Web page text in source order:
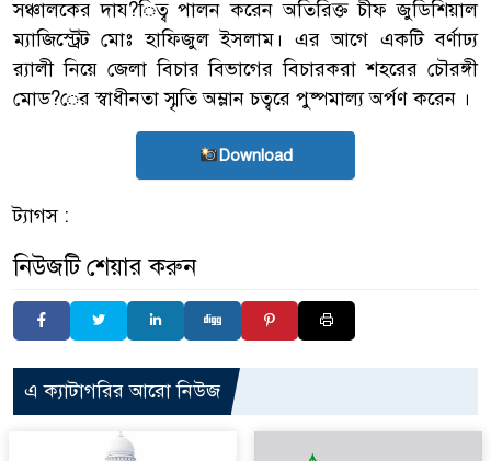
সঞ্চালকের দায?িত্ব পালন করেন অতিরিক্ত চীফ জুডিশিয়াল
ম্যাজিস্ট্রেট মোঃ হাফিজুল ইসলাম। এর আগে একটি বর্ণাঢ্য
র‌্যালী নিয়ে জেলা বিচার বিভাগের বিচারকরা শহরের চৌরঙ্গী
মোড?ের স্বাধীনতা স্মৃতি অম্লান চত্বরে পুষ্পমাল্য অর্পণ করেন ।
Download
ট্যাগস :
নিউজটি শেয়ার করুন
এ ক্যাটাগরির আরো নিউজ